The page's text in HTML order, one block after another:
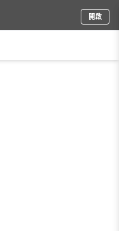
開啟